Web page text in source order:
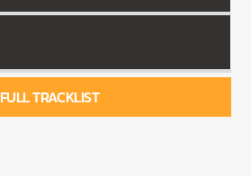
FULL TRACKLIST